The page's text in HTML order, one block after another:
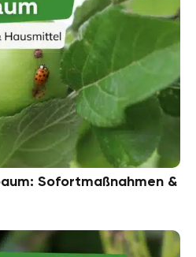
Sofortmaßnahmen &